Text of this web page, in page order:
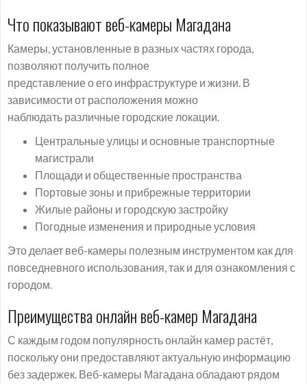
Что показывают веб-камеры Магадана
Камеры, установленные в разных частях города,
позволяют получить полное
представление о его инфраструктуре и жизни. В
зависимости от расположения можно
наблюдать различные городские локации.
Центральные улицы и основные транспортные
магистрали
Площади и общественные пространства
Портовые зоны и прибрежные территории
Жилые районы и городскую застройку
Погодные изменения и природные условия
Это делает веб-камеры полезным инструментом как для
повседневного использования, так и для ознакомления с
городом.
Преимущества онлайн веб-камер Магадана
С каждым годом популярность онлайн камер растёт,
поскольку они предоставляют актуальную информацию
без задержек. Веб-камеры Магадана обладают рядом